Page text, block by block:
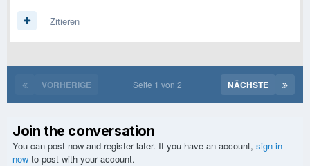
Zitieren
VORHERIGE NÄCHSTE
Seite 1 von 2
Join the conversation
You can post now and register later. If you have an account, sign in
now to post with your account.